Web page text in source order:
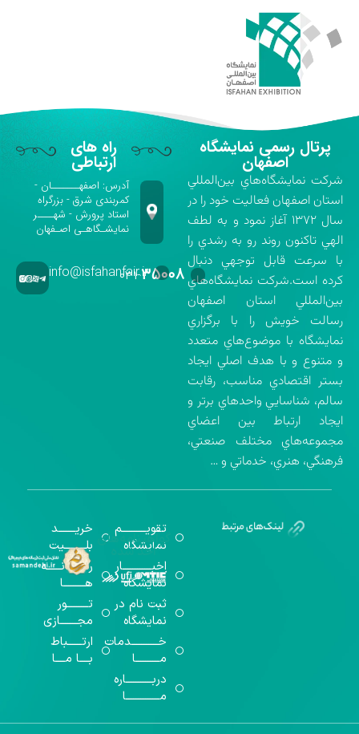
پرتال رسمی نمایشگاه
اصفهان
شركت نمايشگاه‌هاي بين‌المللي
استان اصفهان فعاليت خود را در
سال ۱۳۷۲ آغاز نمود و به لطف
الهي تاكنون روند رو به رشدي را
با سرعت قابل توجهي دنبال
كرده است.شركت نمايشگاه‌هاي
بين‌المللي استان اصفهان
رسالت خويش را با برگزاري
نمايشگاه با موضوع‌هاي متعدد
و متنوع و با هدف اصلي ايجاد
بستر اقتصادي مناسب، رقابت
سالم، شناسايي واحدهاي برتر و
ايجاد ارتباط بين اعضاي
مجموعه‌هاي مختلف صنعتي،
فرهنگي، هنري، خدماتي و …
راه های
ارتباطی
آدرس: اصفهـــــــان -
کمربندی شرق - بزرگراه
استاد پرورش - شهــــر
نمایشـگاهـی اصـفهان
۰۳۱-۳۵۰۰۸info@isfahanfair.ir
تقویــــــــــم
نمایشگاه
اخبــــــــــــار
نمایشگاه
ثبت نام در
نمایشگاه
خـــــــــــدمات
مــــــــــا
دربـــــــــــاره
مــــــــــــــا
خریـــــــد
بلـــــــــیت
رســـــانــــــه
هـــــــــا
تـــــــــور
مجـــــــازی
ارتــــــباط
بــــا مــــا
گواهینامه‌های
اخذ شده